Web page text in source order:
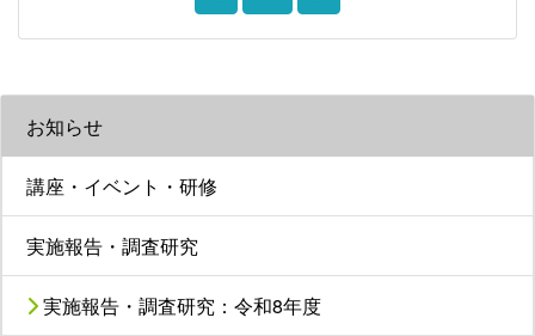
お知らせ
講座・イベント・研修
実施報告・調査研究
実施報告・調査研究：令和8年度